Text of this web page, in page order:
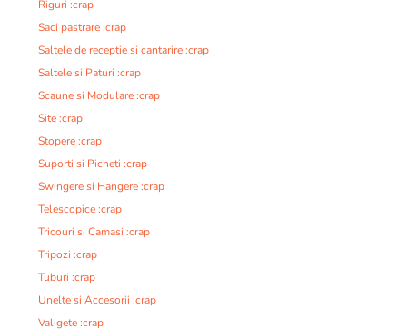
Riguri :crap
Saci pastrare :crap
Saltele de receptie si cantarire :crap
Saltele si Paturi :crap
Scaune si Modulare :crap
Site :crap
Stopere :crap
Suporti si Picheti :crap
Swingere si Hangere :crap
Telescopice :crap
Tricouri si Camasi :crap
Tripozi :crap
Tuburi :crap
Unelte si Accesorii :crap
Valigete :crap